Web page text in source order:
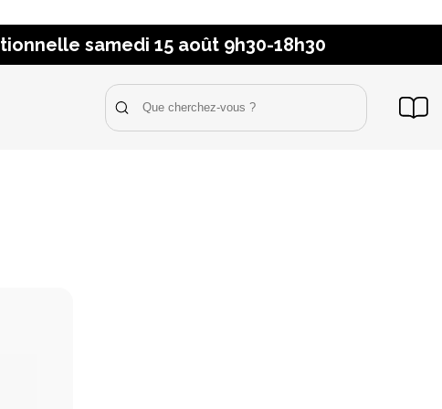
samedi 15 août 9h30-18h30